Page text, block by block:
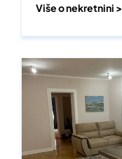
Više o nekretnini >